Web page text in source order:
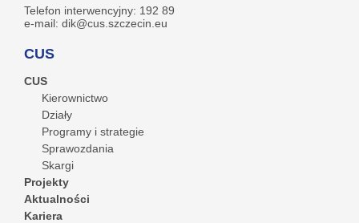
Telefon interwencyjny: 192 89
e-mail: dik@cus.szczecin.eu
CUS
CUS
Kierownictwo
Działy
Programy i strategie
Sprawozdania
Skargi
Projekty
Aktualności
Kariera